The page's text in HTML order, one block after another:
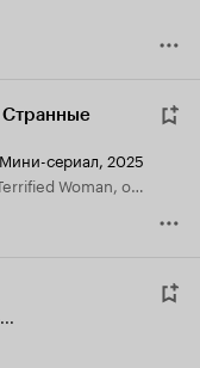
Странные
Мини-сериал, 2025
Woman, озвучка